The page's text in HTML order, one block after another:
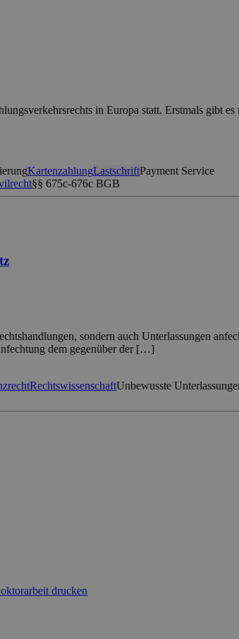
in Europa statt. Erstmals gibt
KartenzahlungLastschriftPayment Service
§§ 675c-676c BGB
sondern auch Unterlassungen
dem gegenüber der […]
RechtswissenschaftUnbewusste
drucken